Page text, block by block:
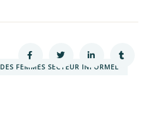
FEMMES SECTEUR INFORMEL